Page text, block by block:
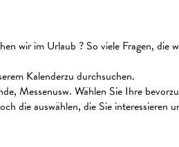
wir im Urlaub ? So viele Fragen,
Kalenderzu durchsuchen.
Messenusw. Wählen Sie Ihre
die auswählen, die Sie interessieren